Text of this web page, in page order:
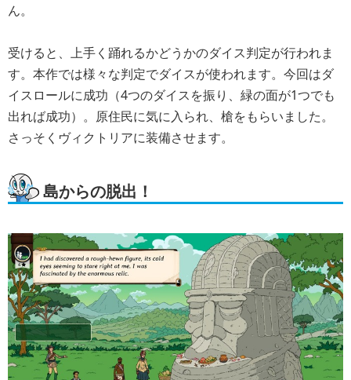
ん。
受けると、上手く踊れるかどうかのダイス判定が行われま
す。本作では様々な判定でダイスが使われます。今回はダ
イスロールに成功（4つのダイスを振り、緑の面が1つでも
出れば成功）。原住民に気に入られ、槍をもらいました。
さっそくヴィクトリアに装備させます。
島からの脱出！